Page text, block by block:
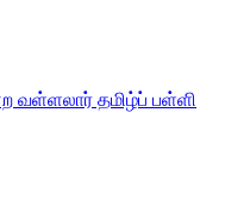
வள்ளலார் தமிழ்ப் பள்ளி